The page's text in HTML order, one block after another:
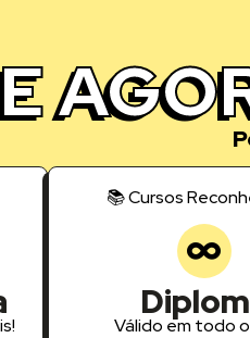
📚 Cursos
Válido em todo